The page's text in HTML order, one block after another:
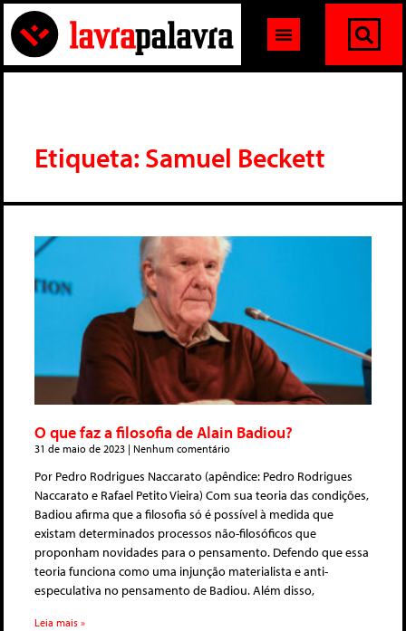
Etiqueta: Samuel Beckett
O que faz a filosofia de Alain Badiou?
31 de maio de 2023 Nenhum comentário
Por Pedro Rodrigues Naccarato (apêndice: Pedro Rodrigues
Naccarato e Rafael Petito Vieira) Com sua teoria das condições,
Badiou afirma que a filosofia só é possível à medida que
existam determinados processos não-filosóficos que
proponham novidades para o pensamento. Defendo que essa
teoria funciona como uma injunção materialista e anti-
especulativa no pensamento de Badiou. Além disso,
Leia mais »